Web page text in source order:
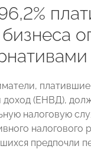
бизнеса
доход (ЕНВД),
налоговую
налогового
предпочли